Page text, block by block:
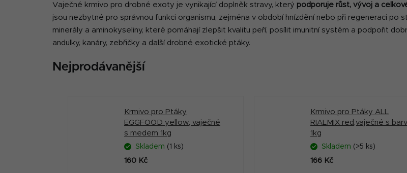
Vaječné krmivo pro drobné exoty je vynikající doplněk stravy, který podporuje růst, vývoj a
jsou nezbytné pro správnou funkci organismu, zejména v období hnízdění nebo při regeneraci po
minerály a aminokyseliny, které pomáhají zlepšit kvalitu peří, posílit imunitní systém a podpořit
andulky, kanáry, zebřičky a další drobné exotické ptáky.
Nejprodávanější
Krmivo pro Ptáky
EGGFOOD yellow, vaječné
s medem 1kg
Skladem (1 ks)
160 Kč
Krmivo pro Ptáky ALL
RIALMIX red,vaječné s barv.
1kg
Skladem (>5 ks)
166 Kč